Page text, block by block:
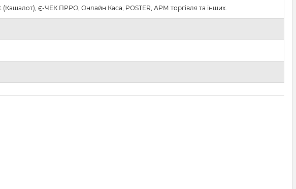
Є-ЧЕК ПРРО, Онлайн Каса, POSTER, АРМ торгівля та інших.